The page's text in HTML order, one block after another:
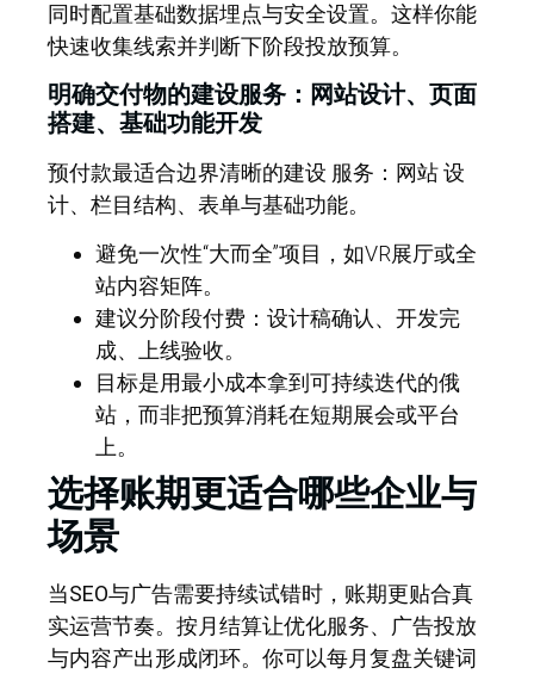
同时配置基础数据埋点与安全设置。这样你能
快速收集线索并判断下阶段投放预算。
明确交付物的建设服务：网站设计、页面
搭建、基础功能开发
预付款最适合边界清晰的建设 服务：网站 设
计、栏目结构、表单与基础功能。
避免一次性“大而全”项目，如VR展厅或全
站内容矩阵。
建议分阶段付费：设计稿确认、开发完
成、上线验收。
目标是用最小成本拿到可持续迭代的俄
站，而非把预算消耗在短期展会或平台
上。
选择账期更适合哪些企业与
场景
当SEO与广告需要持续试错时 ，账期更贴合真
实运营节奏。按月结算让优化服务、广告投放
与内容产出形成闭环。你可以每月复盘关键词